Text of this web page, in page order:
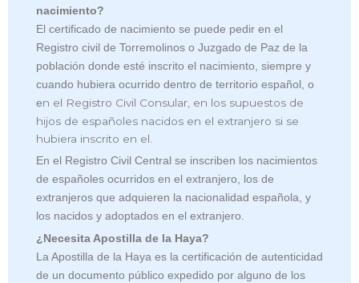
nacimiento?
El certificado de nacimiento se puede pedir en el
Registro civil de Torremolinos o Juzgado de Paz de la
población donde esté inscrito el nacimiento, siempre y
cuando hubiera ocurrido dentro de territorio español, o
en el Registro Civil Consular, en los supuestos de
hijos de españoles nacidos en el extranjero si se
hubiera inscrito en el.
En el Registro Civil Central se inscriben los nacimientos
de españoles ocurridos en el extranjero, los de
extranjeros que adquieren la nacionalidad española, y
los nacidos y adoptados en el extranjero.
¿Necesita Apostilla de la Haya?
La Apostilla de la Haya es la certificación de autenticidad
de un documento público expedido por alguno de los